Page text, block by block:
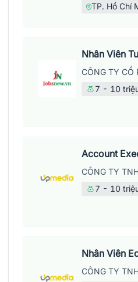
TP. Hồ Chí
CÔNG TY CỔ
7 - 10
Account
7 - 10
Nhân Viên